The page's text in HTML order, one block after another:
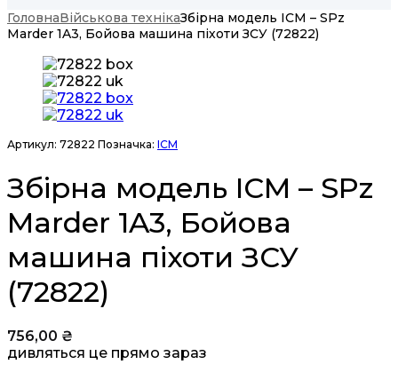
ГоловнаВійськова технікаЗбірна модель ICM – SPz
Marder 1A3, Бойова машина піхоти ЗСУ (72822)
Артикул: 72822 Позначка: ICM
Збірна модель ICM – SPz
Marder 1A3, Бойова
машина піхоти ЗСУ
(72822)
756,00 ₴
дивляться це прямо зараз